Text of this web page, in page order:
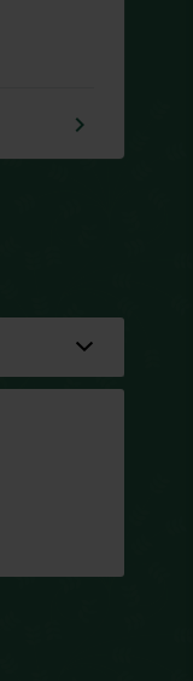
keyboard_arrow_right